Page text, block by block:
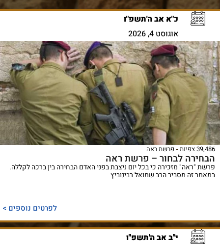
כ"א אב ה'תשפ"ו
אוגוסט 4, 2026
39,486 צפיות פרשת ראה
הבחירה לבחור – פרשת ראה
פרשת "ראה" מזכירה כי בכל יום ניצבת בפני האדם הבחירה בין ברכה לקללה.
במאמר זה מסביר הרב שמואל רבינוביץ
לפרטים נוספים >
י"ב אב ה'תשפ"ו